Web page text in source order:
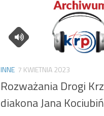
INNE 7 KWIETNIA 2023
Rozważania Drogi
diakona Jana